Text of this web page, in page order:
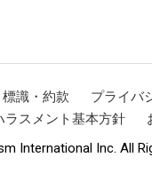
標識・約款
プライバ
ラスメント基本方針
International Inc. All